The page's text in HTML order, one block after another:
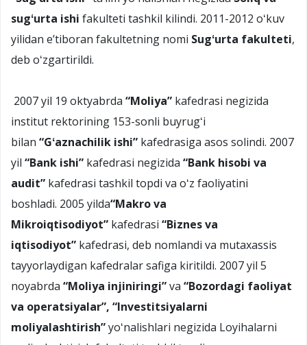
sugʻurta ishi fakulteti tashkil kilindi. 2011-2012 oʻkuv
yilidan eʼtiboran fakultetning nomi Sugʻurta fakulteti,
deb oʻzgartirildi.
2007 yil 19 oktyabrda “Moliya” kafedrasi negizida
institut rektorining 153-sonli buyrugʻi
bilan “Gʻaznachilik ishi” kafedrasiga asos solindi. 2007
yil “Bank ishi” kafedrasi negizida “Bank hisobi va
audit” kafedrasi tashkil topdi va oʻz faoliyatini
boshladi. 2005 yilda“Makro va
Mikroiqtisodiyot” kafedrasi “Biznes va
iqtisodiyot” kafedrasi, deb nomlandi va mutaxassis
tayyorlaydigan kafedralar safiga kiritildi. 2007 yil 5
noyabrda “Moliya injiniringi”va “Bozordagi faoliyat
va operatsiyalar”, “Investitsiyalarni
moliyalashtirish”yoʻnalishlari negizida Loyihalarni